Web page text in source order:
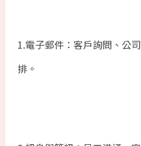
1.電子郵件：客戶詢問、公
排。